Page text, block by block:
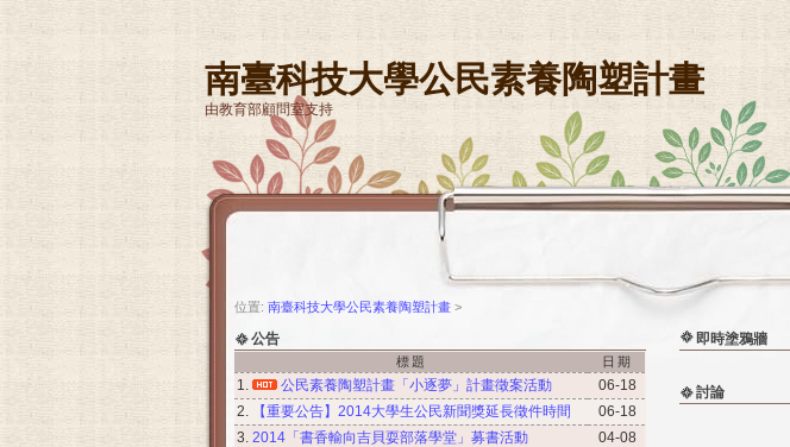
南臺科技大學公民素養陶塑計畫
由教育部顧問室支持
位置: 南臺科技大學公民素養陶塑計畫 >
公告
標題 日期
1. 公民素養陶塑計畫「小逐夢」計畫徵案活動
06-18
2.
【重要公告】2014大學生公民新聞獎延長徵件時間
06-18
3. 2014「書香輸向吉貝耍部落學堂」募書活動
04-08
即時塗鴉牆
討論